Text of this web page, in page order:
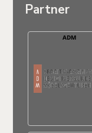
Partner
ADM